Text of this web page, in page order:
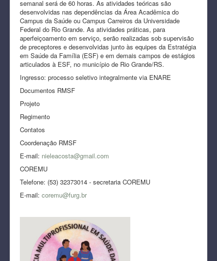
semanal será de 60 horas. As atividades teóricas são
desenvolvidas nas dependências da Área Acadêmica do
Campus da Saúde ou Campus Carreiros da Universidade
Federal do Rio Grande. As atividades práticas, para
aperfeiçoamento em serviço, serão realizadas sob supervisão
de preceptores e desenvolvidas junto às equipes da Estratégia
em Saúde da Família (ESF) e em demais campos de estágios
articulados à ESF, no município de Rio Grande/RS.
Ingresso: processo seletivo integralmente via ENARE
Documentos RMSF
Projeto
Regimento
Contatos
Coordenação RMSF
E-mail: nieleacosta@gmail.com
COREMU
Telefone: (53) 32373014 - secretaria COREMU
E-mail: coremu@furg.br